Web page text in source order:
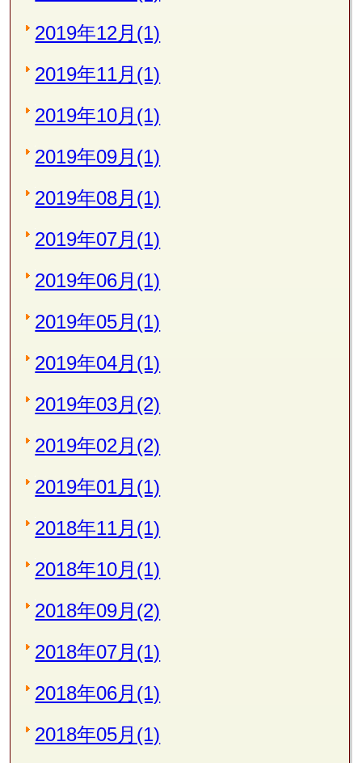
2019年12月(1)
2019年11月(1)
2019年10月(1)
2019年09月(1)
2019年08月(1)
2019年07月(1)
2019年06月(1)
2019年05月(1)
2019年04月(1)
2019年03月(2)
2019年02月(2)
2019年01月(1)
2018年11月(1)
2018年10月(1)
2018年09月(2)
2018年07月(1)
2018年06月(1)
2018年05月(1)